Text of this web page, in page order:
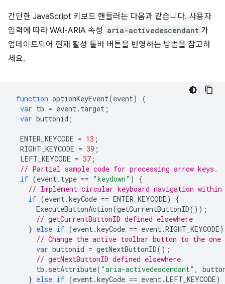
간단한 JavaScript 키보드 핸들러는 다음과 같습니다. 사용자
입력에 따라 WAI-ARIA 속성 aria-activedescendant 가
업데이트되어 현재 활성 툴바 버튼을 반영하는 방법을 참고하
세요.
function optionKeyEvent(event)
{
var tb = event . target ;
var buttonid ;
ENTER_KEYCODE = 13 ;
RIGHT_KEYCODE = 39 ;
LEFT_KEYCODE = 37 ;
// Partial sample code for processing arrow keys.
if (event . type == "keydown" )
{
// Implement circular keyboard navigation
if (event .keyCode == ENTER_KEYCODE)
{
ExecuteButtonAction(getCurrentButtonID());
// getCurrentButtonID defined elsewhere
} else if (event .keyCode == event .RIGHT_KEYCODE)
// Change the active toolbar button to the
var buttonid = getNextButtonID();
// getNextButtonID defined elsewhere
tb . setAttribute( "aria-activedescendant" ,
} else if (event .keyCode == event . LEFT_KEYCODE)